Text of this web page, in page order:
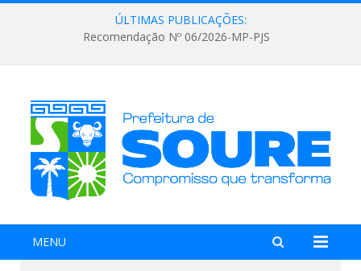
ÚLTIMAS PUBLICAÇÕES:
Recomendação Nº 06/2026-MP-PJS
MENU